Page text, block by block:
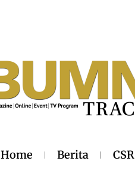
Home Berita CSR